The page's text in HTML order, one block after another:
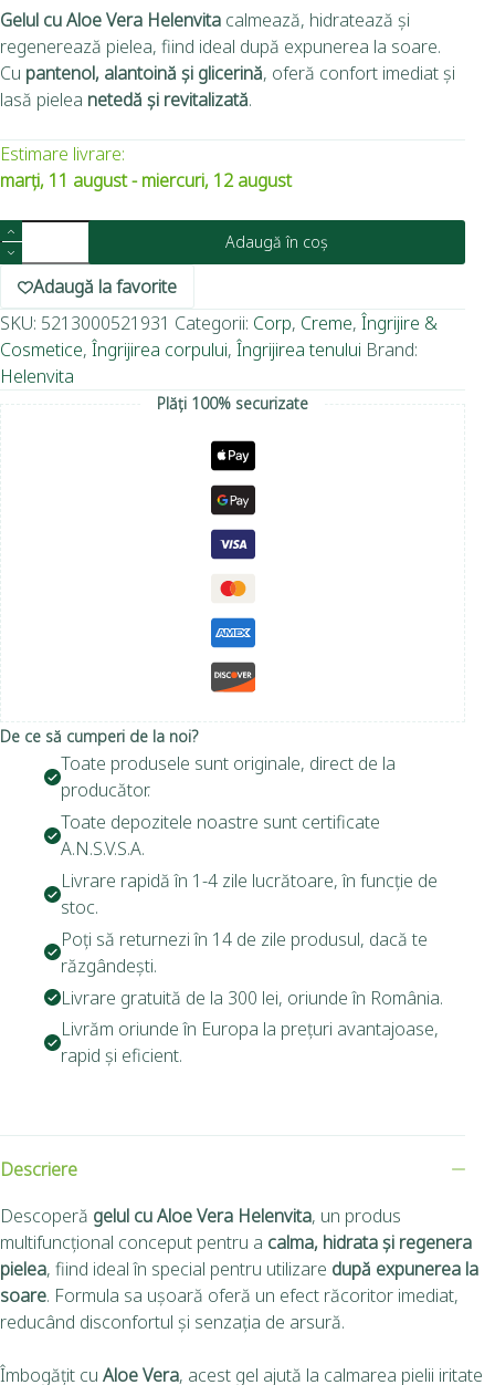
Gelul cu Aloe Vera Helenvita calmează, hidratează și
regenerează pielea, fiind ideal după expunerea la soare.
Cu pantenol, alantoină și glicerină, oferă confort imediat și
lasă pielea netedă și revitalizată.
Estimare livrare:
marți, 11 august - miercuri, 12 august
Adaugă în coș
Adaugă la favorite
SKU: 5213000521931 Categorii: Corp, Creme, Îngrijire &
Cosmetice, Îngrijirea corpului, Îngrijirea tenului Brand:
Helenvita
Plăți 100% securizate
De ce să cumperi de la noi?
Toate produsele sunt originale, direct de la
producător.
Toate depozitele noastre sunt certificate
A.N.S.V.S.A.
Livrare rapidă în 1-4 zile lucrătoare, în funcție de
stoc.
Poți să returnezi în 14 de zile produsul, dacă te
răzgândești.
Livrare gratuită de la 300 lei, oriunde în România.
Livrăm oriunde în Europa la prețuri avantajoase,
rapid și eficient.
Descriere
Descoperă gelul cu Aloe Vera Helenvita, un produs
multifuncțional conceput pentru a calma, hidrata și regenera
pielea, fiind ideal în special pentru utilizare după expunerea la
soare. Formula sa ușoară oferă un efect răcoritor imediat,
reducând disconfortul și senzația de arsură.
Îmbogățit cu Aloe Vera, acest gel ajută la calmarea pielii iritate